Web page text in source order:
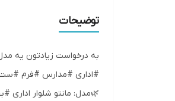
توضیحات
به درخواست زیادتون یه
#اداری #مدارس #فرم
🌿مدل: مانتو شلوار اداری